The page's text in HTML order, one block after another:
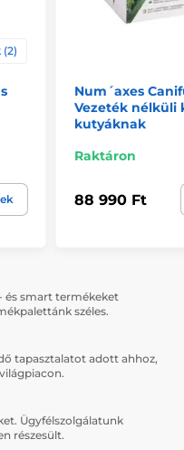
értesítés nélkül
Num´axes
Vezeték nélküli
kutyáknak
Raktáron
88 990 Ft
és smart termékeket
széles.
tapasztalatot adott ahhoz,
Ügyfélszolgálatunk
részesült.